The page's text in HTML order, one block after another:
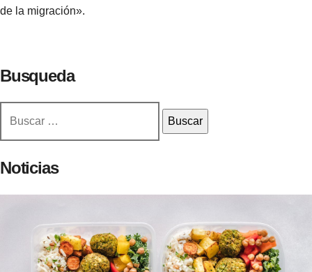
de la migración».
Busqueda
Noticias